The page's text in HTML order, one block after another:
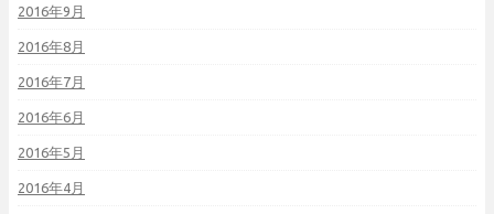
2016年9月
2016年8月
2016年7月
2016年6月
2016年5月
2016年4月